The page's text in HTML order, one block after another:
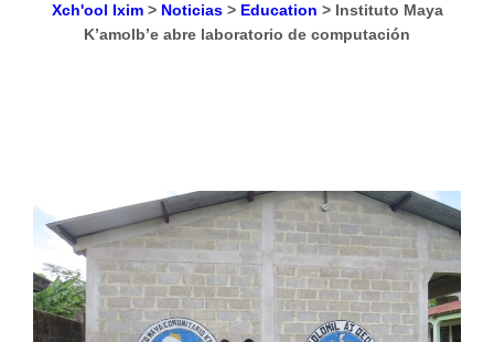
Xch'ool Ixim> Noticias> Education > Instituto Maya
K’amolb’e abre laboratorio de computación